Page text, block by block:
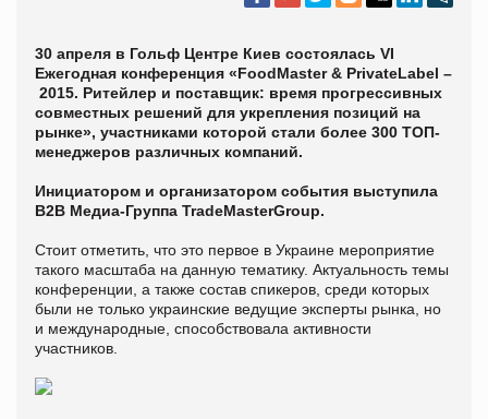
30 апреля в Гольф Центре Киев состоялась VІ
Ежегодная конференция «FoodMaster & PrivateLabel –
2015. Ритейлер и поставщик: время прогрессивных
совместных решений для укрепления позиций на
рынке», участниками которой стали более 300 ТОП-
менеджеров различных компаний.
Инициатором и организатором события выступила
В2В Медиа-Группа TradeMasterGroup.
Стоит отметить, что это первое в Украине мероприятие
такого масштаба на данную тематику. Актуальность темы
конференции, а также состав спикеров, среди которых
были не только украинские ведущие эксперты рынка, но
и международные, способствовала активности
участников.